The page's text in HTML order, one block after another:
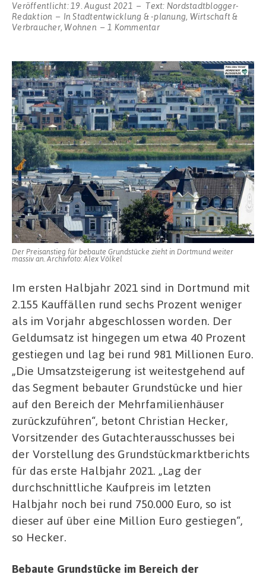
Veröffentlicht: 19. August 2021 Text: Nordstadtblogger-
Redaktion
InStadtentwicklung & -planung, Wirtschaft &
Verbraucher,Wohnen 1 Kommentarzu
in
Dortmund
ziehen
weiter
an
–
Halbjahresanalyse
des
Grundstücksmarktes
2021
liegt
vor
Der Preisanstieg für bebaute Grundstücke zieht in Dortmund weiter
massiv an. Archivfoto: Alex Völkel
Im ersten Halbjahr 2021 sind in Dortmund mit
2.155 Kauffällen rund sechs Prozent weniger
als im Vorjahr abgeschlossen worden. Der
Geldumsatz ist hingegen um etwa 40 Prozent
gestiegen und lag bei rund 981 Millionen Euro.
„Die Umsatzsteigerung ist weitestgehend auf
das Segment bebauter Grundstücke und hier
auf den Bereich der Mehrfamilienhäuser
zurückzuführen“, betont Christian Hecker,
Vorsitzender des Gutachterausschusses bei
der Vorstellung des Grundstückmarktberichts
für das erste Halbjahr 2021. „Lag der
durchschnittliche Kaufpreis im letzten
Halbjahr noch bei rund 750.000 Euro, so ist
dieser auf über eine Million Euro gestiegen“,
so Hecker.
Bebaute Grundstücke im Bereich der